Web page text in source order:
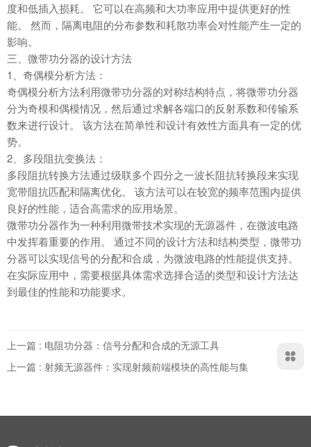
度和低插入损耗。 它可以在高频和大功率应用中提供更好的性
能。 然而，隔离电阻的分布参数和耗散功率会对性能产生一定的
影响。
三、微带功分器的设计方法
1、奇偶模分析方法：
奇偶模分析方法利用微带功分器的对称结构特点，将微带功分器
分为奇模和偶模情况，然后通过求解各端口的反射系数和传输系
数来进行设计。 该方法在简单性和设计有效性方面具有一定的优
势。
2、多段阻抗变换法：
多段阻抗转换方法通过级联多个四分之一波长阻抗转换段来实现
宽带阻抗匹配和隔离优化。 该方法可以在较宽的频率范围内提供
良好的性能，适合高需求的应用场景。
微带功分器作为一种利用微带技术实现的无源器件，在微波电路
中发挥着重要的作用。 通过不同的设计方法和结构类型，微带功
分器可以实现信号的分配和合成，为微波电路的性能提供支持。
在实际应用中，需要根据具体需求选择合适的类型和设计方法达
到最佳的性能和功能要求。
上一篇 : 电阻功分器：信号分配和合成的无源工具
上一篇 : 射频无源器件：实现射频前端模块的高性能与集成度